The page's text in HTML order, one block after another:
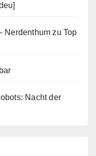
Nerdenthum zuTop
Nacht der